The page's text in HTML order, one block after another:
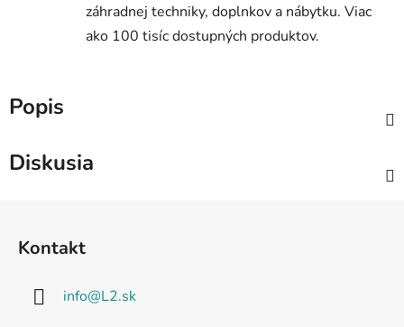
záhradnej techniky, doplnkov a nábytku. Viac
ako 100 tisíc dostupných produktov.
Popis
Diskusia
Kontakt
info@L2.sk